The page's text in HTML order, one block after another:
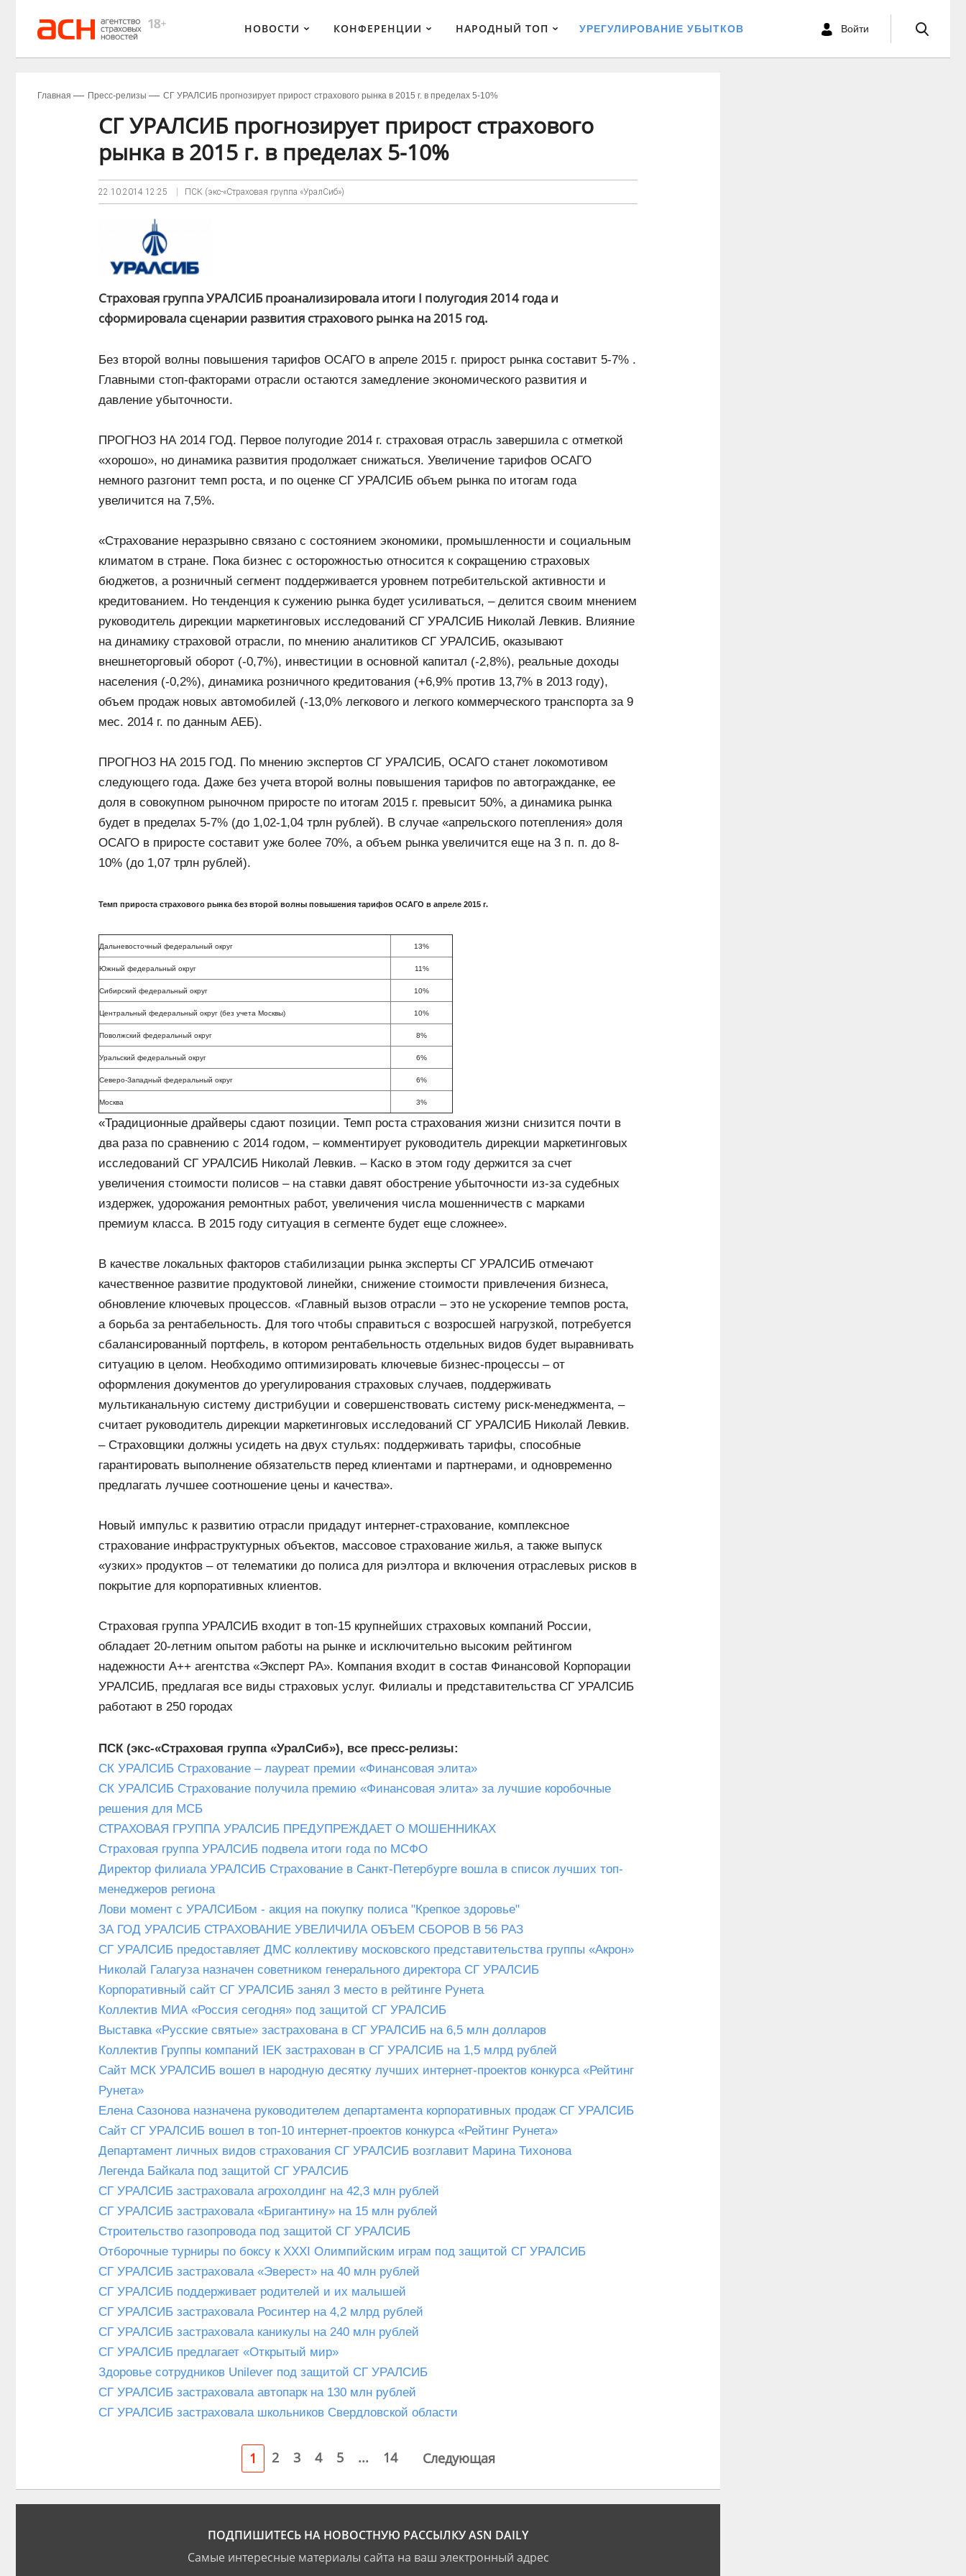
НОВОСТИ КОНФЕРЕНЦИИ НАРОДНЫЙ ТОП УРЕГУЛИРОВАНИЕ УБЫТКОВ Войти
Главная Пресс-релизы СГ УРАЛСИБ прогнозирует прирост страхового рынка в 2015 г. в пределах 5-10%
СГ УРАЛСИБ прогнозирует прирост страхового
рынка в 2015 г. в пределах 5-10%
22.10.2014 12:25 ПСК (экс-«Страховая группа «УралСиб»)
Страховая группа УРАЛСИБ проанализировала итоги I полугодия 2014 года и
сформировала сценарии развития страхового рынка на 2015 год.
Без второй волны повышения тарифов ОСАГО в апреле 2015 г. прирост рынка составит 5-7% .
Главными стоп-факторами отрасли остаются замедление экономического развития и
давление убыточности.
ПРОГНОЗ НА 2014 ГОД. Первое полугодие 2014 г. страховая отрасль завершила с отметкой
«хорошо», но динамика развития продолжает снижаться. Увеличение тарифов ОСАГО
немного разгонит темп роста, и по оценке СГ УРАЛСИБ объем рынка по итогам года
увеличится на 7,5%.
«Страхование неразрывно связано с состоянием экономики, промышленности и социальным
климатом в стране. Пока бизнес с осторожностью относится к сокращению страховых
бюджетов, а розничный сегмент поддерживается уровнем потребительской активности и
кредитованием. Но тенденция к сужению рынка будет усиливаться, – делится своим мнением
руководитель дирекции маркетинговых исследований СГ УРАЛСИБ Николай Левкив. Влияние
на динамику страховой отрасли, по мнению аналитиков СГ УРАЛСИБ, оказывают
внешнеторговый оборот (-0,7%), инвестиции в основной капитал (-2,8%), реальные доходы
населения (-0,2%), динамика розничного кредитования (+6,9% против 13,7% в 2013 году),
объем продаж новых автомобилей (-13,0% легкового и легкого коммерческого транспорта за 9
мес. 2014 г. по данным АЕБ).
ПРОГНОЗ НА 2015 ГОД. По мнению экспертов СГ УРАЛСИБ, ОСАГО станет локомотивом
следующего года. Даже без учета второй волны повышения тарифов по автогражданке, ее
доля в совокупном рыночном приросте по итогам 2015 г. превысит 50%, а динамика рынка
будет в пределах 5-7% (до 1,02-1,04 трлн рублей). В случае «апрельского потепления» доля
ОСАГО в приросте составит уже более 70%, а объем рынка увеличится еще на 3 п. п. до 8-
10% (до 1,07 трлн рублей).
Темп прироста страхового рынка без второй волны повышения тарифов ОСАГО в апреле 2015 г.
Дальневосточный федеральный округ 13%
Южный федеральный округ 11%
Сибирский федеральный округ 10%
Центральный федеральный округ (без учета Москвы) 10%
Поволжский федеральный округ 8%
Уральский федеральный округ 6%
Северо-Западный федеральный округ 6%
Москва 3%
«Традиционные драйверы сдают позиции. Темп роста страхования жизни снизится почти в
два раза по сравнению с 2014 годом, – комментирует руководитель дирекции маркетинговых
исследований СГ УРАЛСИБ Николай Левкив. – Каско в этом году держится за счет
увеличения стоимости полисов – на ставки давят обострение убыточности из-за судебных
издержек, удорожания ремонтных работ, увеличения числа мошенничеств с марками
премиум класса. В 2015 году ситуация в сегменте будет еще сложнее».
В качестве локальных факторов стабилизации рынка эксперты СГ УРАЛСИБ отмечают
качественное развитие продуктовой линейки, снижение стоимости привлечения бизнеса,
обновление ключевых процессов. «Главный вызов отрасли – это не ускорение темпов роста,
а борьба за рентабельность. Для того чтобы справиться с возросшей нагрузкой, потребуется
сбалансированный портфель, в котором рентабельность отдельных видов будет выравнивать
ситуацию в целом. Необходимо оптимизировать ключевые бизнес-процессы – от
оформления документов до урегулирования страховых случаев, поддерживать
мультиканальную систему дистрибуции и совершенствовать систему риск-менеджмента, –
считает руководитель дирекции маркетинговых исследований СГ УРАЛСИБ Николай Левкив.
– Страховщики должны усидеть на двух стульях: поддерживать тарифы, способные
гарантировать выполнение обязательств перед клиентами и партнерами, и одновременно
предлагать лучшее соотношение цены и качества».
Новый импульс к развитию отрасли придадут интернет-страхование, комплексное
страхование инфраструктурных объектов, массовое страхование жилья, а также выпуск
«узких» продуктов – от телематики до полиса для риэлтора и включения отраслевых рисков в
покрытие для корпоративных клиентов.
Страховая группа УРАЛСИБ входит в топ-15 крупнейших страховых компаний России,
обладает 20-летним опытом работы на рынке и исключительно высоким рейтингом
надежности А++ агентства «Эксперт РА». Компания входит в состав Финансовой Корпорации
УРАЛСИБ, предлагая все виды страховых услуг. Филиалы и представительства СГ УРАЛСИБ
работают в 250 городах
ПСК (экс-«Страховая группа «УралСиб»), все пресс-релизы:
СК УРАЛСИБ Страхование – лауреат премии «Финансовая элита»
СК УРАЛСИБ Страхование получила премию «Финансовая элита» за лучшие коробочные
решения для МСБ
СТРАХОВАЯ ГРУППА УРАЛСИБ ПРЕДУПРЕЖДАЕТ О МОШЕННИКАХ
Страховая группа УРАЛСИБ подвела итоги года по МСФО
Директор филиала УРАЛСИБ Страхование в Санкт-Петербурге вошла в список лучших топ-
менеджеров региона
Лови момент с УРАЛСИБом - акция на покупку полиса "Крепкое здоровье"
ЗА ГОД УРАЛСИБ СТРАХОВАНИЕ УВЕЛИЧИЛА ОБЪЕМ СБОРОВ В 56 РАЗ
СГ УРАЛСИБ предоставляет ДМС коллективу московского представительства группы «Акрон»
Николай Галагуза назначен советником генерального директора СГ УРАЛСИБ
Корпоративный сайт СГ УРАЛСИБ занял 3 место в рейтинге Рунета
Коллектив МИА «Россия сегодня» под защитой СГ УРАЛСИБ
Выставка «Русские святые» застрахована в СГ УРАЛСИБ на 6,5 млн долларов
Коллектив Группы компаний IEK застрахован в СГ УРАЛСИБ на 1,5 млрд рублей
Сайт МСК УРАЛСИБ вошел в народную десятку лучших интернет-проектов конкурса «Рейтинг
Рунета»
Елена Сазонова назначена руководителем департамента корпоративных продаж СГ УРАЛСИБ
Сайт СГ УРАЛСИБ вошел в топ-10 интернет-проектов конкурса «Рейтинг Рунета»
Департамент личных видов страхования СГ УРАЛСИБ возглавит Марина Тихонова
Легенда Байкала под защитой СГ УРАЛСИБ
СГ УРАЛСИБ застраховала агрохолдинг на 42,3 млн рублей
СГ УРАЛСИБ застраховала «Бригантину» на 15 млн рублей
Строительство газопровода под защитой СГ УРАЛСИБ
Отборочные турниры по боксу к XXXI Олимпийским играм под защитой СГ УРАЛСИБ
СГ УРАЛСИБ застраховала «Эверест» на 40 млн рублей
СГ УРАЛСИБ поддерживает родителей и их малышей
СГ УРАЛСИБ застраховала Росинтер на 4,2 млрд рублей
СГ УРАЛСИБ застраховала каникулы на 240 млн рублей
СГ УРАЛСИБ предлагает «Открытый мир»
Здоровье сотрудников Unilever под защитой СГ УРАЛСИБ
СГ УРАЛСИБ застраховала автопарк на 130 млн рублей
СГ УРАЛСИБ застраховала школьников Свердловской области
1 2 3 4 5 ... 14 Следующая
ПОДПИШИТЕСЬ НА НОВОСТНУЮ РАССЫЛКУ ASN DAILY
Самые интересные материалы сайта на ваш электронный адрес